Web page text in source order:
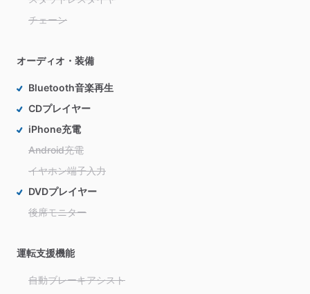
チェーン
オーディオ・装備
Bluetooth音楽再生
CDプレイヤー
iPhone充電
Android充電
イヤホン端子入力
DVDプレイヤー
後席モニター
運転支援機能
自動ブレーキアシスト